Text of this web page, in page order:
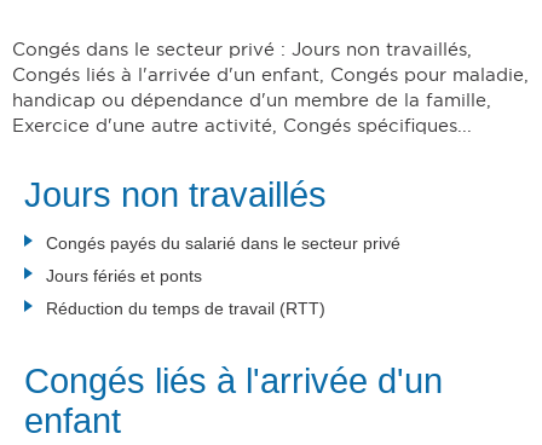
Congés dans le secteur privé : Jours non travaillés,
Congés liés à l'arrivée d'un enfant, Congés pour maladie,
handicap ou dépendance d'un membre de la famille,
Exercice d'une autre activité, Congés spécifiques...
Jours non travaillés
Congés payés du salarié dans le secteur privé
Jours fériés et ponts
Réduction du temps de travail (RTT)
Congés liés à l'arrivée d'un
enfant